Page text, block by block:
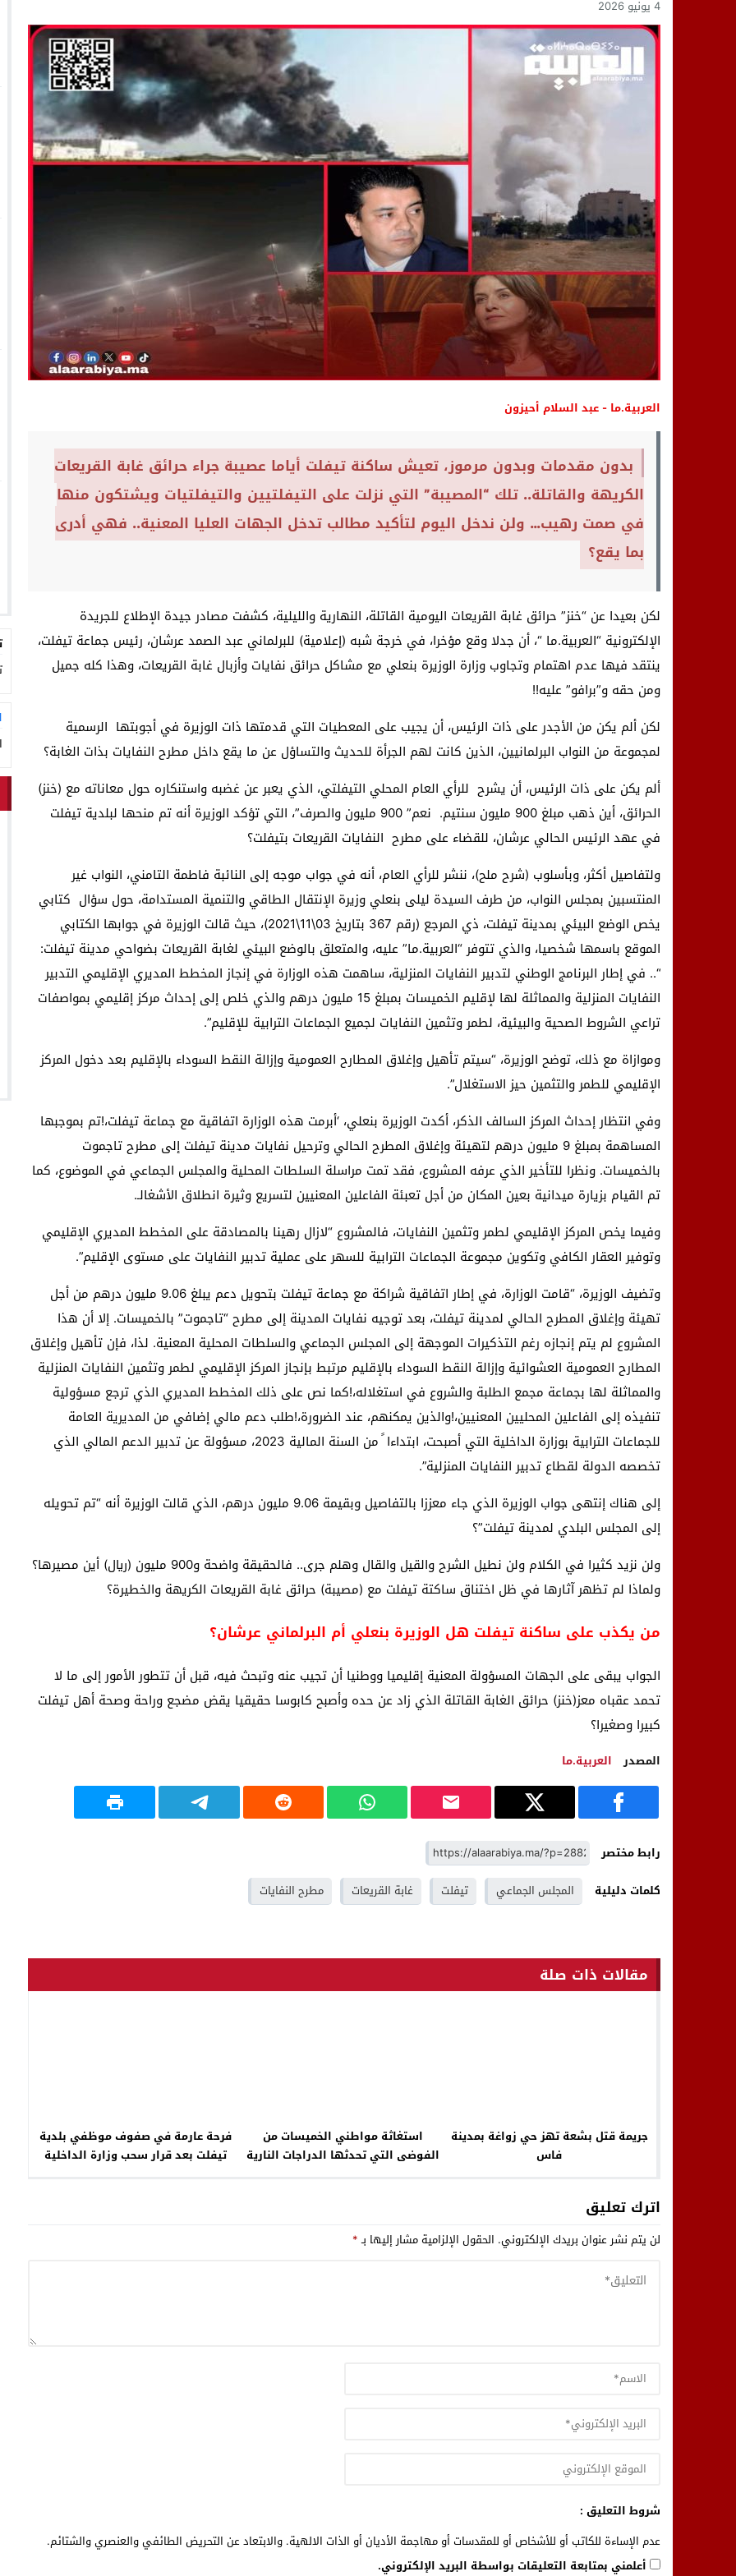
14:25 “العربية.ما” تنشر أخبار تيفلت وأصداء الأحداث فيها بصيغة أخرى 10:29 الجيش الملكي ينتفض ضد تعيين “ندالا”
18:23 طاطا: “اعتداء” على حقوقي يشعل غضب الجمعيات وملف “ماء القصبة” يفجّر الأوضاع
13:35 عقول الغد تصنع المستقبل: مسابقة “Robot Innov” بمراكش تؤسس لجيل الابتكار والتكنولوجيا
4 يونيو 2026
العربية.ما - عبد السلام أحيزون
بدون مقدمات وبدون مرموز، تعيش ساكنة تيفلت أياما عصيبة جراء حرائق غابة القريعات
الكريهة والقاتلة.. تلك “المصيبة” التي نزلت على التيفلتيين والتيفلتيات ويشتكون منها
في صمت رهيب… ولن ندخل اليوم لتأكيد مطالب تدخل الجهات العليا المعنية.. فهي أدرى
بما يقع؟
لكن بعيدا عن “خنز” حرائق غابة القريعات اليومية القاتلة، النهارية والليلية، كشفت مصادر جيدة الإطلاع للجريدة
الإلكترونية “العربية.ما “، أن جدلا وقع مؤخرا، في خرجة شبه (إعلامية) للبرلماني عبد الصمد عرشان، رئيس جماعة تيفلت،
ينتقد فيها عدم اهتمام وتجاوب وزارة الوزيرة بنعلي مع مشاكل حرائق نفايات وأزبال غابة القريعات، وهذا كله جميل
ومن حقه و”برافو” عليه!!
لكن ألم يكن من الأجدر على ذات الرئيس، أن يجيب على المعطيات التي قدمتها ذات الوزيرة في أجوبتها الرسمية
لمجموعة من النواب البرلمانيين، الذين كانت لهم الجرأة للحديث والتساؤل عن ما يقع داخل مطرح النفايات بذات الغابة؟
ألم يكن على ذات الرئيس، أن يشرح للرأي العام المحلي التيفلتي، الذي يعبر عن غضبه واستنكاره حول معاناته مع (خنز)
الحرائق، أين ذهب مبلغ 900 مليون سنتيم. نعم” 900 مليون والصرف”، التي تؤكد الوزيرة أنه تم منحها لبلدية تيفلت
في عهد الرئيس الحالي عرشان، للقضاء على مطرح النفايات القريعات بتيفلت؟
ولتفاصيل أكثر، وبأسلوب (شرح ملح)، ننشر للرأي العام، أنه في جواب موجه إلى النائبة فاطمة التامني، النواب غير
المنتسبين بمجلس النواب، من طرف السيدة ليلى بنعلي وزيرة الإنتقال الطاقي والتنمية المستدامة، حول سؤال كتابي
يخص الوضع البيئي بمدينة تيفلت، ذي المرجع (رقم 367 بتاريخ 03\11\2021)، حيث قالت الوزيرة في جوابها الكتابي
الموقع باسمها شخصيا، والذي تتوفر “العربية.ما” عليه، والمتعلق بالوضع البيئي لغابة القريعات بضواحي مدينة تيفلت:
“.. في إطار البرنامج الوطني لتدبير النفايات المنزلية، ساهمت هذه الوزارة في إنجاز المخطط المديري الإقليمي التدبير
النفايات المنزلية والمماثلة لها لإقليم الخميسات بمبلغ 15 مليون درهم والذي خلص إلى إحداث مركز إقليمي بمواصفات
تراعي الشروط الصحية والبيئية، لطمر وتثمين النفايات لجميع الجماعات الترابية للإقليم”.
وموازاة مع ذلك، توضح الوزيرة، “سيتم تأهيل وإغلاق المطارح العمومية وإزالة النقط السوداء بالإقليم بعد دخول المركز
الإقليمي للطمر والتثمين حيز الاستغلال”.
وفي انتظار إحداث المركز السالف الذكر، أكدت الوزيرة بنعلي، ‘أبرمت هذه الوزارة اتفاقية مع جماعة تيفلت،!تم بموجبها
المساهمة بمبلغ 9 مليون درهم لتهيئة وإغلاق المطرح الحالي وترحيل نفايات مدينة تيفلت إلى مطرح تاجموت
بالخميسات. ونظرا للتأخير الذي عرفه المشروع، فقد تمت مراسلة السلطات المحلية والمجلس الجماعي في الموضوع، كما
تم القيام بزيارة ميدانية بعين المكان من أجل تعبئة الفاعلين المعنيين لتسريع وثيرة انطلاق الأشغالـ.
وفيما يخص المركز الإقليمي لطمر وتثمين النفايات، فالمشروع “لازال رهينا بالمصادقة على المخطط المديري الإقليمي
وتوفير العقار الكافي وتكوين مجموعة الجماعات الترابية للسهر على عملية تدبير النفايات على مستوى الإقليم”.
وتضيف الوزيرة، “قامت الوزارة، في إطار اتفاقية شراكة مع جماعة تيفلت بتحويل دعم يبلغ 9.06 مليون درهم من أجل
تهيئة وإغلاق المطرح الحالي لمدينة تيفلت، بعد توجيه نفايات المدينة إلى مطرح “تاجموت” بالخميسات. إلا أن هذا
المشروع لم يتم إنجازه رغم التذكيرات الموجهة إلى المجلس الجماعي والسلطات المحلية المعنية. لذا، فإن تأهيل وإغلاق
المطارح العمومية العشوائية وإزالة النقط السوداء بالإقليم مرتبط بإنجاز المركز الإقليمي لطمر وتثمين النفايات المنزلية
والمماثلة لها بجماعة مجمع الطلبة والشروع في استغلاله،!كما نص على ذلك المخطط المديري الذي ترجع مسؤولية
تنفيذه إلى الفاعلين المحليين المعنيين،!والذين يمكنهم، عند الضرورة،!طلب دعم مالي إضافي من المديرية العامة
للجماعات الترابية بوزارة الداخلية التي أصبحت، ابتداءا ً من السنة المالية 2023، مسؤولة عن تدبير الدعم المالي الذي
تخصصه الدولة لقطاع تدبير النفايات المنزلية”.
إلى هناك إنتهى جواب الوزيرة الذي جاء معززا بالتفاصيل وبقيمة 9.06 مليون درهم، الذي قالت الوزيرة أنه “تم تحويله
إلى المجلس البلدي لمدينة تيفلت”؟
ولن نزيد كثيرا في الكلام ولن نطيل الشرح والقيل والقال وهلم جرى.. فالحقيقة واضحة و900 مليون (ريال) أين مصيرها؟
ولماذا لم تظهر آثارها في ظل اختناق ساكتة تيفلت مع (مصيبة) حرائق غابة القريعات الكريهة والخطيرة؟
من يكذب على ساكنة تيفلت هل الوزيرة بنعلي أم البرلماني عرشان؟
الجواب يبقى على الجهات المسؤولة المعنية إقليميا ووطنيا أن تجيب عنه وتبحث فيه، قبل أن تتطور الأمور إلى ما لا
تحمد عقباه معز(خنز) حرائق الغابة القاتلة الذي زاد عن حده وأصبح كابوسا حقيقيا يقض مضجع وراحة وصحة أهل تيفلت
كبيرا وصغيرا؟
المصدر العربية.ما
رابط مختصر
كلمات دليلية
المجلس الجماعي تيفلت غابة القريعات مطرح النفايات
مقالات ذات صلة
جريمة قتل بشعة تهز حي زواغة بمدينة
فاس
استغاثة مواطني الخميسات من
الفوضى التي تحدثها الدراجات النارية
فرحة عارمة في صفوف موظفي بلدية
تيفلت بعد قرار سحب وزارة الداخلية
اترك تعليق
لن يتم نشر عنوان بريدك الإلكتروني. الحقول الإلزامية مشار إليها بـ*
شروط التعليق :
عدم الإساءة للكاتب أو للأشخاص أو للمقدسات أو مهاجمة الأديان أو الذات الالهية. والابتعاد عن التحريض الطائفي والعنصري والشتائم.
أعلمني بمتابعة التعليقات بواسطة البريد الإلكتروني.